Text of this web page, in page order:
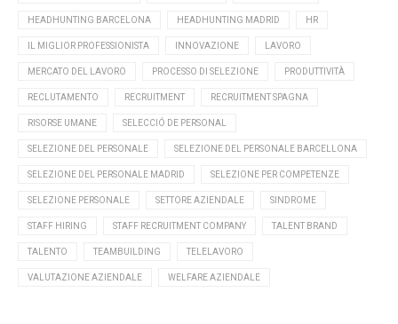
HEADHUNTING BARCELONA HEADHUNTING MADRID HR
IL MIGLIOR PROFESSIONISTA INNOVAZIONE LAVORO
MERCATO DEL LAVORO PROCESSO DI SELEZIONE PRODUTTIVITÀ
RECLUTAMENTO RECRUITMENT RECRUITMENT SPAGNA
RISORSE UMANE SELECCIÓ DE PERSONAL
SELEZIONE DEL PERSONALE SELEZIONE DEL PERSONALE BARCELLONA
SELEZIONE DEL PERSONALE MADRID SELEZIONE PER COMPETENZE
SELEZIONE PERSONALE SETTORE AZIENDALE SINDROME
STAFF HIRING STAFF RECRUITMENT COMPANY TALENT BRAND
TALENTO TEAMBUILDING TELELAVORO
VALUTAZIONE AZIENDALE WELFARE AZIENDALE